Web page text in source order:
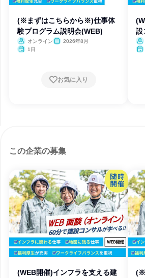
(※まずはこちらから※)仕事体
験プログラム説明会(WEB)
オンライン
2026年8月
1日
お気に入り
設
この企業の募集
(WEB開催)インフラを支える建
(※